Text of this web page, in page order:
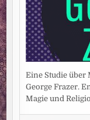
Eine Studie über
George Frazer.
Magie und